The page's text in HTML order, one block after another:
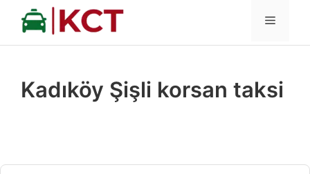
İçeriğe
MENÜ
Kadıköy Şişli korsan taksi